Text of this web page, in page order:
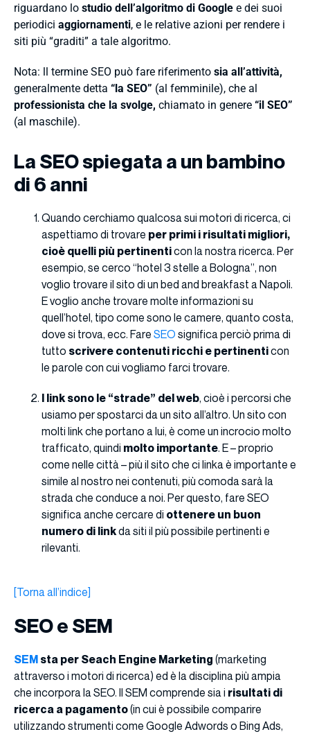
riguardano lo studio dell’algoritmo di Google e dei suoi
periodici aggiornamenti, e le relative azioni per rendere i
siti più “graditi” a tale algoritmo.
Nota: ll termine SEO può fare riferimento sia all’attività,
generalmente detta “la SEO” (al femminile), che al
professionista che la svolge, chiamato in genere “il SEO”
(al maschile).
La SEO spiegata a un bambino
di 6 anni
Quando cerchiamo qualcosa sui motori di ricerca, ci
aspettiamo di trovare per primi i risultati migliori,
cioè quelli più pertinenticon la nostra ricerca. Per
esempio, se cerco “hotel 3 stelle a Bologna”, non
voglio trovare il sito di un bed and breakfast a Napoli.
E voglio anche trovare molte informazioni su
quell’hotel, tipo come sono le camere, quanto costa,
dove si trova, ecc. Fare SEO significa perciò prima di
tutto scrivere contenuti ricchi e pertinenticon
le parole con cui vogliamo farci trovare.
I link sono le “strade” del web, cioè i percorsi che
usiamo per spostarci da un sito all’altro. Un sito con
molti link che portano a lui, è come un incrocio molto
trafficato, quindi molto importante. E – proprio
come nelle città – più il sito che ci linka è importante e
simile al nostro nei contenuti, più comoda sarà la
strada che conduce a noi. Per questo, fare SEO
significa anche cercare di ottenere un buon
numero di linkda siti il più possibile pertinenti e
rilevanti.
[Torna all’indice]
SEO e SEM
SEM sta per Seach Engine Marketing (marketing
attraverso i motori di ricerca) ed è la disciplina più ampia
che incorpora la SEO. Il SEM comprende sia i risultati di
ricerca a pagamento(in cui è possibile comparire
utilizzando strumenti come Google Adwords o Bing Ads,